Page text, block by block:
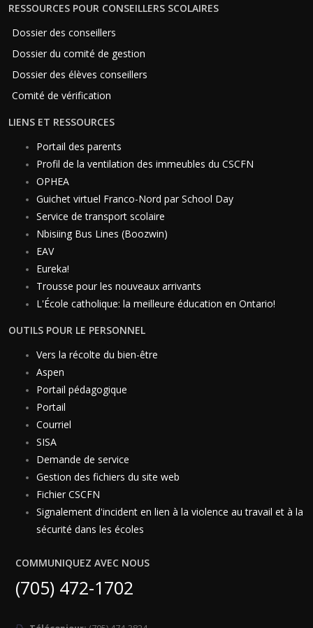
RESSOURCES POUR CONSEILLERS SCOLAIRES
Dossier des conseillers
Dossier du comité de gestion
Dossier des élèves conseillers
Comité de vérification
LIENS ET RESSOURCES
Portail des parents
Profil de la ventilation des immeubles du CSCFN
OPHEA
Guichet virtuel Franco-Nord par School Day
Service de transport scolaire
Nbisiing Bus Lines (Boozwin)
EAV
Eureka!
Trousse pour les nouveaux arrivants
L'École catholique: la meilleure éducation en Ontario!
OUTILS POUR LE PERSONNEL
Vers la récolte du bien-être
Aspen
Portail pédagogique
Portail
Courriel
SISA
Demande de service
Gestion des fichiers du site web
Fichier CSCFN
Signalement d'incident en lien à la violence au travail et à la
sécurité dans les écoles
COMMUNIQUEZ AVEC NOUS
(705) 472-1702